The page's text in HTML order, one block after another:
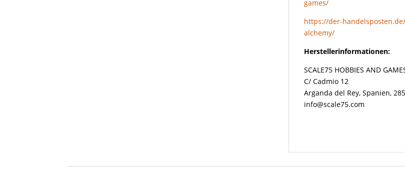
games/
https://der-
alchemy/
Herstellerinformationen:
SCALE75 HOBBIES AND
C/ Cadmio 12
Arganda del Rey, Spanien,
info@scale75.com